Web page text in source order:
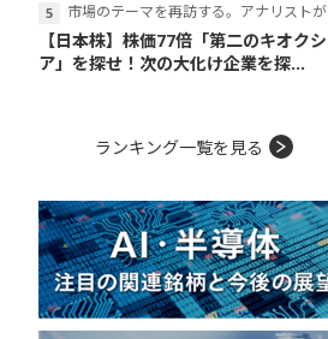
市場のテーマを再訪する。アナリストが読み解くテーマの本質
【日本株】株価77倍「第二のキオクシ
ア」を探せ！次の大化け企業を探...
ランキング一覧を見る